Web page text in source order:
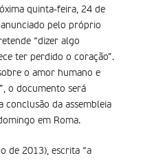
quinta-feira, 24 de
pelo próprio
“dizer algo
ter perdido o coração”.
o amor humano e
o documento será
conclusão da assembleia
em Roma.
de 2013), escrita “a